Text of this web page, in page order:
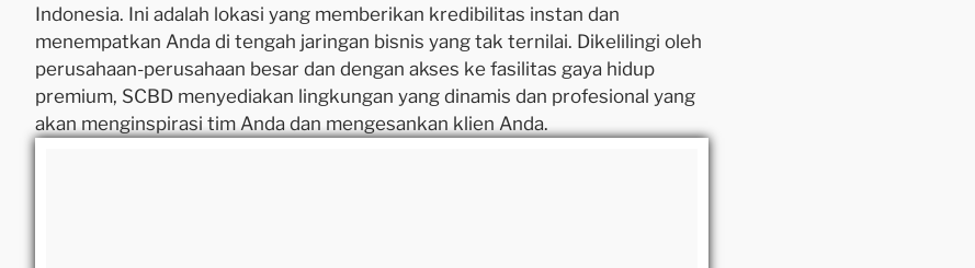
Indonesia. Ini adalah lokasi yang memberikan kredibilitas instan dan
menempatkan Anda di tengah jaringan bisnis yang tak ternilai. Dikelilingi oleh
perusahaan-perusahaan besar dan dengan akses ke fasilitas gaya hidup
premium, SCBD menyediakan lingkungan yang dinamis dan profesional yang
akan menginspirasi tim Anda dan mengesankan klien Anda.